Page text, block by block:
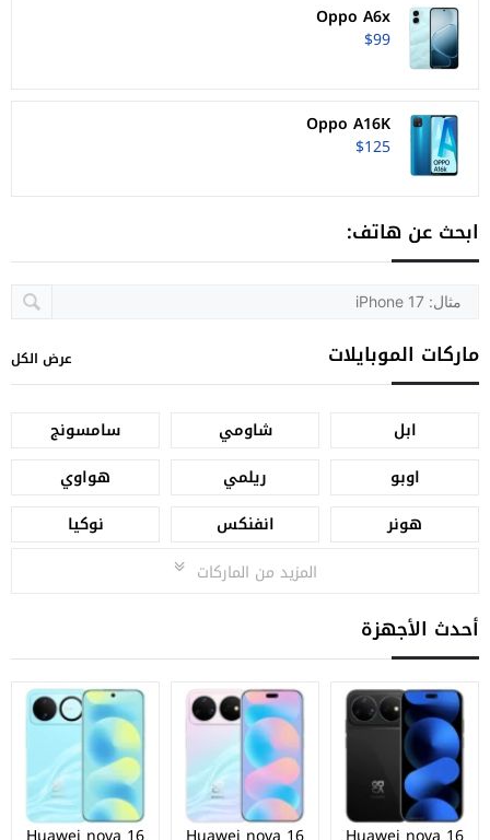
Oppo A6x
$99
Oppo A16K
$125
ابحث عن هاتف:
ماركات الموبايلات عرض الكل
ابل شاومي
سامسونج
اوبو
ريلمي
هواوي
هونر
انفنكس
نوكيا
المزيد من الماركات
أحدث الأجهزة